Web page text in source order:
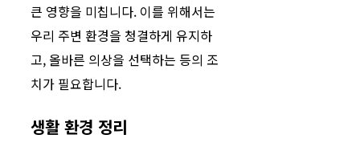
큰 영향을 미칩니다. 이를 위해서는
우리 주변 환경을 청결하게 유지하
고, 올바른 의상을 선택하는 등의 조
치가 필요합니다.
생활 환경 정리